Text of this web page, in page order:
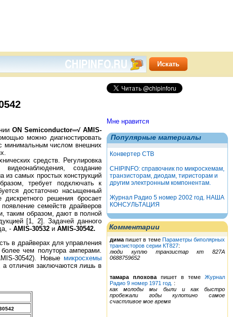
Мне нравится
Популярные материалы
Конвертер СТВ
CHIPINFO: справочник по микросхемам,
транзисторам, диодам, тиристорам и
другим электронным компонентам.
Журнал Радио 5 номер 2002 год. НАША
КОНСУЛЬТАЦИЯ
Комментарии
дима пишет в теме Параметры биполярных
транзисторов серии КТ827:
люди куплю транзистар кт 827А
0688759652
тамара плохова пишет в теме Журнал
Радио 9 номер 1971 год. :
как молоды мы были и как быстро
пробежали годы кулотино самое
счастливое мое время
ON Semiconductor═√ AMIS-
можно диагностировать
минимальным числом внешних
средств. Регулировка
создание
самых простых конструкций
требует подключать к
достаточно насыщенный
решения бросает
семейств драйверов
таким образом, дают в полной
[1, 2]. Задачей данного
- AMIS-30532 и AMIS-30542.
в драйверах для управления
чем полутора амперами.
30542). Новые микросхемы
а отличия заключаются лишь в